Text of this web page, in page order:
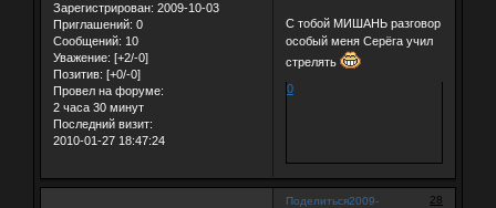
Зарегистрирован: 2009-10-03
Приглашений: 0
Сообщений: 10
Уважение: [+2/-0]
Позитив: [+0/-0]
Провел на форуме:
2 часа 30 минут
Последний визит:
2010-01-27 18:47:24
С тобой МИШАНЬ разговор
особый меня Серёга учил
стрелять
0
Поделиться 28
2009-